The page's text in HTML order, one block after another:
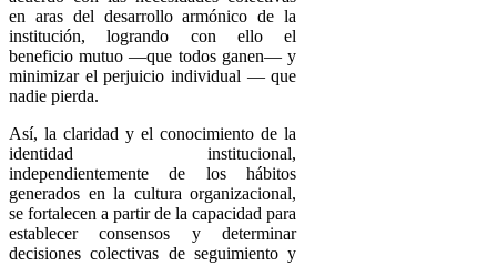
en aras del desarrollo armónico de la
institución, logrando con ello el
beneficio mutuo —que todos ganen— y
minimizar el perjuicio individual — que
nadie pierda.
Así, la claridad y el conocimiento de la
identidad institucional,
independientemente de los hábitos
generados en la cultura organizacional,
se fortalecen a partir de la capacidad para
establecer consensos y determinar
decisiones colectivas de seguimiento y